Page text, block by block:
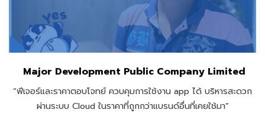
Major Development Public Company Limited
“ฟีเจอร์และราคาตอบโจทย์ ควบคุมการใช้งาน app ได้ บริหารสะดวก
ผ่านระบบ Cloud ในราคาที่ถูกกว่าแบรนด์อื่นที่เคยใช้มา”